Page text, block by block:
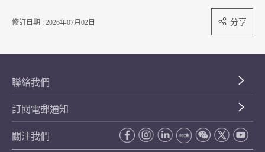
修訂日期 : 2026年07月02日 分享
聯絡我們
訂閱電郵通知
關注我們